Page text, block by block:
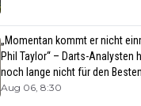
„Momentan kommt er nicht
Phil Taylor“ – Darts-Analysten
noch lange nicht für den
Aug 06, 8:30